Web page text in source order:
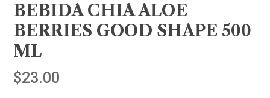
BEBIDA CHIA ALOE
BERRIES GOOD SHAPE 500
ML
$23.00